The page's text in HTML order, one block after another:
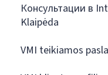
Консультации в
Klaipėda
VMI teikiamos